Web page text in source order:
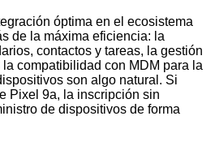
óptima en el ecosistema
de la máxima eficiencia: la
contactos y tareas, la gestión
compatibilidad con MDM para la
son algo natural. Si
Pixel 9a, la inscripción sin
de dispositivos de forma